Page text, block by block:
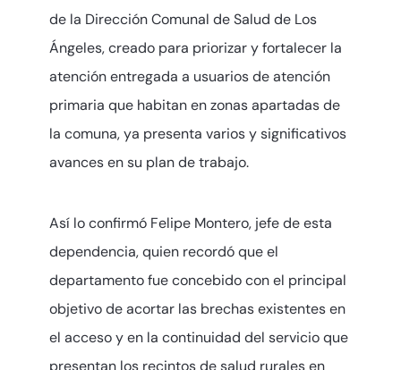
de la Dirección Comunal de Salud de Los
Ángeles, creado para priorizar y fortalecer la
atención entregada a usuarios de atención
primaria que habitan en zonas apartadas de
la comuna, ya presenta varios y significativos
avances en su plan de trabajo.
Así lo confirmó Felipe Montero, jefe de esta
dependencia, quien recordó que el
departamento fue concebido con el principal
objetivo de acortar las brechas existentes en
el acceso y en la continuidad del servicio que